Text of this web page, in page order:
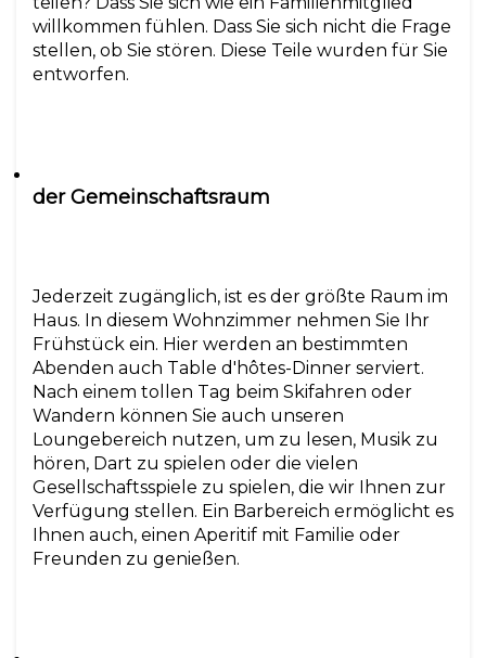
willkommen fühlen. Dass Sie sich nicht die Frage
stellen, ob Sie stören. Diese Teile wurden für Sie
der Gemeinschaftsraum
Jederzeit zugänglich, ist es der größte Raum im
Haus. In diesem Wohnzimmer nehmen Sie Ihr
Frühstück ein. Hier werden an bestimmten
Abenden auch Table d'hôtes-Dinner serviert.
Nach einem tollen Tag beim Skifahren oder
Wandern können Sie auch unseren
Loungebereich nutzen, um zu lesen, Musik zu
hören, Dart zu spielen oder die vielen
Gesellschaftsspiele zu spielen, die wir Ihnen zur
Verfügung stellen. Ein Barbereich ermöglicht es
Ihnen auch, einen Aperitif mit Familie oder